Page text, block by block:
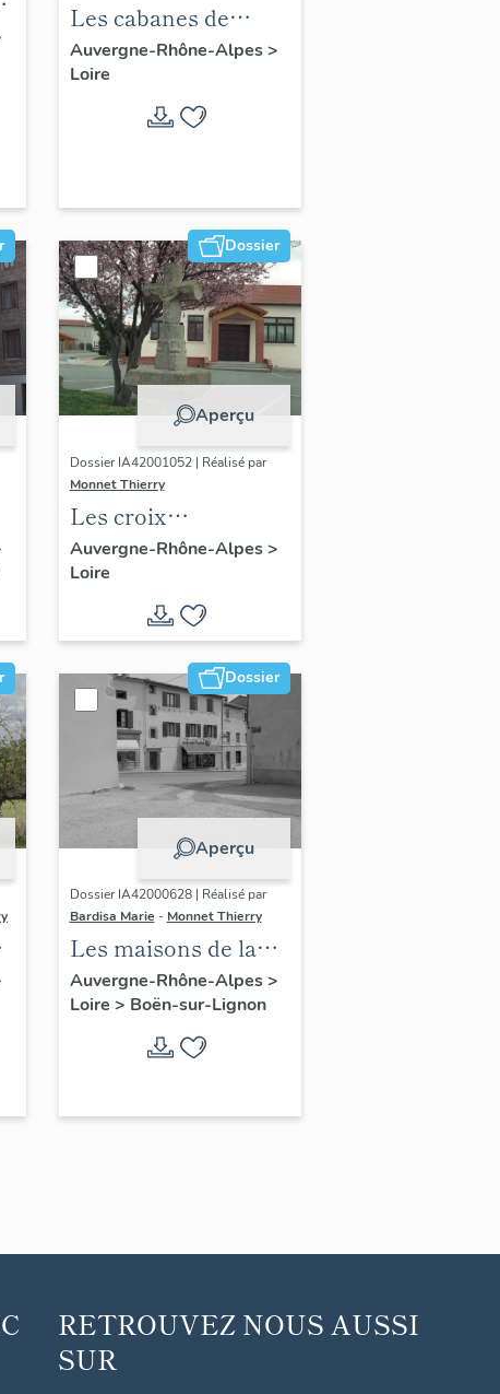
Les cabanes de
vigne, dites loges de
vigne, du canton de
Boën et de la
commune de Sail-
Auvergne-Rhône-Alpes>
Loire
Dossier
Aperçu
Dossier IA42001052 | Réalisé par
Monnet Thierry
Les croix
monumentales du
canton de Boën et de
la commune de Sail-
sous-Couzan
Auvergne-Rhône-Alpes>
Loire
Dossier
Aperçu
Dossier IA42000628 | Réalisé par
Bardisa Marie - Monnet Thierry
Les maisons de la
commune de Boën
Auvergne-Rhône-Alpes>
Loire > Boën-sur-Lignon
RETROUVEZ NOUS AUSSI
SUR